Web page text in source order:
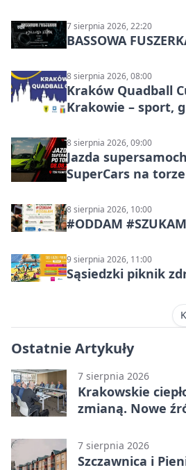
7 sierpnia 2026, 22:20
BASSOWA
8 sierpnia 2026, 08:00
Kraków Quadball
Krakowie – sport,
8 sierpnia 2026, 09:00
Jazda
SuperCars na torze
8 sierpnia 2026, 10:00
#ODDAM
9 sierpnia 2026, 11:00
Sąsiedzki piknik
Ostatnie Artykuły
7 sierpnia 2026
Krakowskie
zmianą. Nowe
7 sierpnia 2026
Szczawnica i